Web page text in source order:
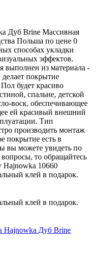
Дуб Brine Массивная
Польша по цене 0
способах укладки
эффектов.
выполнен из материала -
покрытие
будет красиво
спальне, детской
воск, обеспечивающее
ей красивый внешний
Тип
производить монтаж
покрытие есть в
вы можете увидеть по
то обращайтесь
Hajnowka 10660
клей в подарок.
клей в подарок.